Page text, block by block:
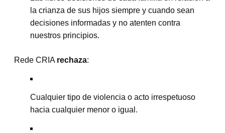
la crianza de sus hijos siempre y cuando sean
decisiones informadas y no atenten contra
nuestros principios.
Rede CRIA rechaza:
Cualquier tipo de violencia o acto irrespetuoso
hacia cualquier menor o igual.